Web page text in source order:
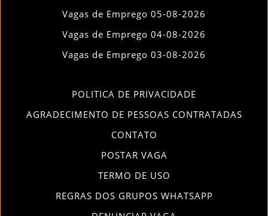
Vagas de Emprego 05-08-2026
Vagas de Emprego 04-08-2026
Vagas de Emprego 03-08-2026
POLITICA DE PRIVACIDADE
AGRADECIMENTO DE PESSOAS CONTRATADAS
CONTATO
POSTAR VAGA
TERMO DE USO
REGRAS DOS GRUPOS WHATSAPP